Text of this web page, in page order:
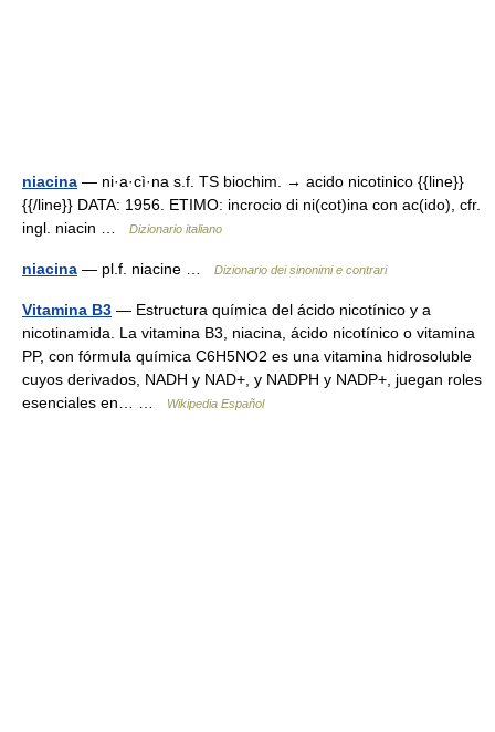
niacina — ni·a·cì·na s.f. TS biochim. → acido nicotinico {{line}}
{{/line}} DATA: 1956. ETIMO: incrocio di ni(cot)ina con ac(ido), cfr.
ingl. niacin …
Dizionario italiano
niacina — pl.f. niacine … Dizionario dei sinonimi e contrari
Vitamina B3 — Estructura química del ácido nicotínico y a
nicotinamida. La vitamina B3, niacina, ácido nicotínico o vitamina
PP, con fórmula química C6H5NO2 es una vitamina hidrosoluble
cuyos derivados, NADH y NAD+, y NADPH y NADP+, juegan roles
esenciales en… …
Wikipedia Español